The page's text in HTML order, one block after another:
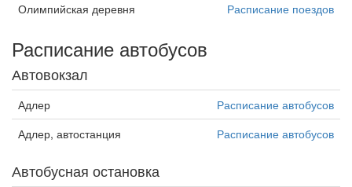
Олимпийская деревня Расписание поездов
Расписание автобусов
Автовокзал
Адлер
Расписание автобусов
Адлер, автостанция
Расписание автобусов
Автобусная остановка